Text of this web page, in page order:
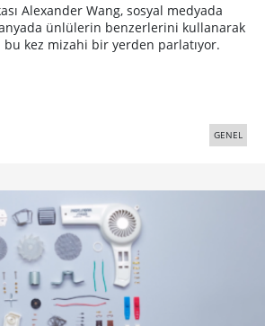
Alexander Wang, sosyal medyada
ünlülerin benzerlerini kullanarak
kez mizahi bir yerden parlatıyor.
GENEL